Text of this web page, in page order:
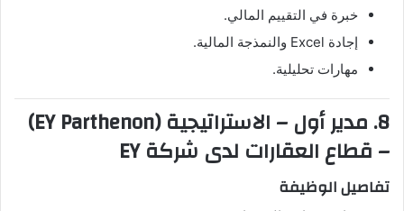
خبرة في التقييم المالي.
إجادة Excel والنمذجة المالية.
مهارات تحليلية.
8. مدير أول – الاستراتيجية (EY Parthenon)
– قطاع العقارات لدى شركة EY
تفاصيل الوظيفة